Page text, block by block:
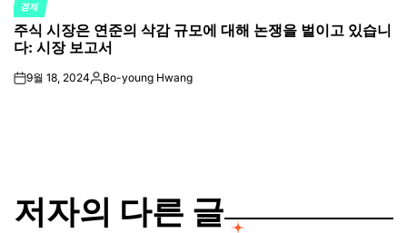
POSTED
IN
경제
주식 시장은 연준의 삭감 규모에 대해 논쟁을 벌이고 있습니
다: 시장 보고서
on9월 18, 2024Posted
Bo-young Hwang
저자의 다른 글